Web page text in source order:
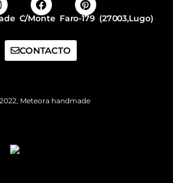
C/Monte Faro-179 (27003,Lugo)
CONTACTO
Meteora handmade